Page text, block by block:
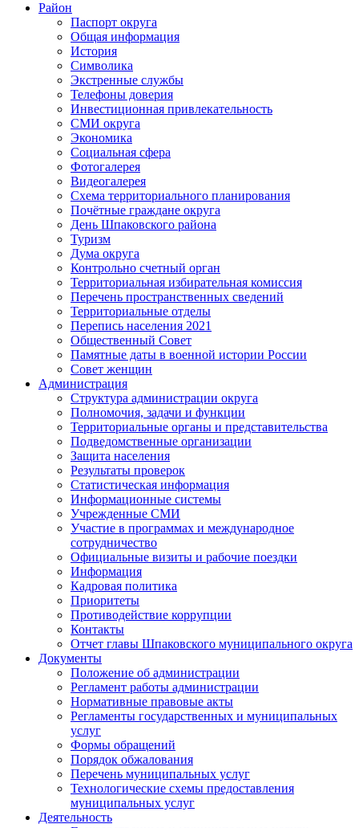
Район
Паспорт округа
Общая информация
История
Символика
Экстренные службы
Телефоны доверия
Инвестиционная привлекательность
СМИ округа
Экономика
Социальная сфера
Фотогалерея
Видеогалерея
Схема территориального планирования
Почётные граждане округа
День Шпаковского района
Туризм
Дума округа
Контрольно счетный орган
Территориальная избирательная комиссия
Перечень пространственных сведений
Территориальные отделы
Перепись населения 2021
Общественный Совет
Памятные даты в военной истории России
Совет женщин
Администрация
Структура администрации округа
Полномочия, задачи и функции
Территориальные органы и представительства
Подведомственные организации
Защита населения
Результаты проверок
Статистическая информация
Информационные системы
Учрежденные СМИ
Участие в программах и международное
сотрудничество
Официальные визиты и рабочие поездки
Информация
Кадровая политика
Приоритеты
Противодействие коррупции
Контакты
Отчет главы Шпаковского муниципального округа
Документы
Положение об администрации
Регламент работы администрации
Нормативные правовые акты
Регламенты государственных и муниципальных
услуг
Формы обращений
Порядок обжалования
Перечень муниципальных услуг
Технологические схемы предоставления
муниципальных услуг
Деятельность